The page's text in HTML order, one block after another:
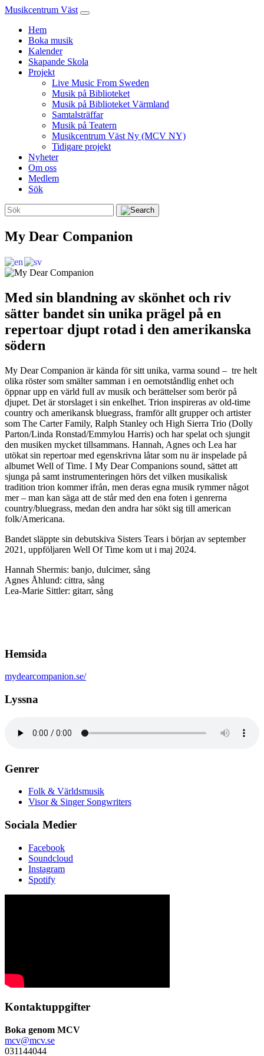
Musikcentrum Väst
Hem
Boka musik
Kalender
Skapande Skola
Projekt
Live Music From Sweden
Musik på Biblioteket
Musik på Biblioteket Värmland
Samtalsträffar
Musik på Teatern
Musikcentrum Väst Ny (MCV NY)
Tidigare projekt
Nyheter
Om oss
Medlem
Sök
My Dear Companion
Med sin blandning av skönhet och riv
sätter bandet sin unika prägel på en
repertoar djupt rotad i den amerikanska
södern
My Dear Companion är kända för sitt unika, varma sound – tre helt
olika röster som smälter samman i en oemotståndlig enhet och
öppnar upp en värld full av musik och berättelser som berör på
djupet. Det är storslaget i sin enkelhet. Trion inspireras av old-time
country och amerikansk bluegrass, framför allt grupper och artister
som The Carter Family, Ralph Stanley och High Sierra Trio (Dolly
Parton/Linda Ronstad/Emmylou Harris) och har spelat och sjungit
den musiken mycket tillsammans. Hannah, Agnes och Lea har
utökat sin repertoar med egenskrivna låtar som nu är inspelade på
albumet Well of Time. I My Dear Companions sound, sättet att
sjunga på samt instrumenteringen hörs det vilken musikalisk
tradition trion kommer ifrån, men deras egna musik rymmer något
mer – man kan säga att de står med den ena foten i genrerna
country/bluegrass, medan den andra har sökt sig till american
folk/Americana.
Bandet släppte sin debutskiva Sisters Tears i början av september
2021, uppföljaren Well Of Time kom ut i maj 2024.
Hannah Shermis: banjo, dulcimer, sång
Agnes Åhlund: cittra, sång
Lea-Marie Sittler: gitarr, sång
Hemsida
mydearcompanion.se/
Lyssna
Genrer
Folk & Världsmusik
Visor & Singer Songwriters
Sociala Medier
Facebook
Soundcloud
Instagram
Spotify
Kontaktuppgifter
Boka genom MCV
mcv@mcv.se
031144044